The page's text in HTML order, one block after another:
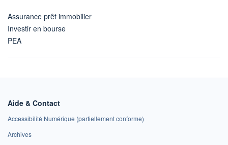
Assurance prêt immobilier
Investir en bourse
PEA
Aide & Contact
Accessibilité Numérique (partiellement conforme)
Archives